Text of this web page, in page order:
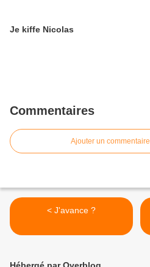
Je kiffe Nicolas
Commentaires
Ajouter un commentaire
< J'avance ?